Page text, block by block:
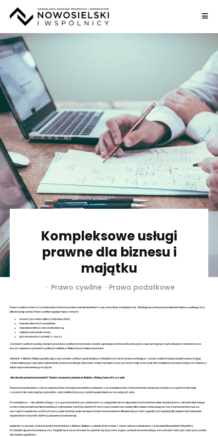
Kompleksowe usługi
prawne dla biznesu i
majątku
· Prawo cywilne· Prawo podatkowe
Prawo cywilne to bardzo rozbudowana dziedzina prawa o fundamentalnym znaczeniu dla przedsiębiorców. Składają się na nie postanowienia Kodeksu cywilnego oraz
kilkadziesiąt ustaw. Prawo cywilne reguluje między innymi:
umowy (sprzedaż, najem, dzierżawę i inne),
kwestie własności i posiadania,
odpowiedzialność odszkodowawczą,
należyte wykonanie umów,
bezumowne korzystanie z rzeczy.
Z prawem cywilnym powiązana jest procedura cywilna, która określa zasady sądowego dochodzenia praw, precyzuje wymogi sporządzania pism i wniosków oraz
koszty sądowe w sprawach cywilnych w Bielsku-Białej i innych miejscowościach.
Adwokat z Bielska-Białejspecjalizujący się w prawie cywilnym gwarantuje przedsiębiorcom, że ich prawa wynikające z ustaw cywilnych będą respektowane. Do jego
zadań należą sporządzanie i opiniowanie umów, konsultacje, śledzenie zmian w prawie i orzeczeń, które mają znaczenie dla działalności prowadzonej przez klienta, a
także reprezentowanie go w sądzie.
Jak obronić prawa konsumenta? Skuteczna pomoc prawna w Bielsku-Białej, Żywcu i Pszczynie
Prawo konsumenckieto zbór przepisów, które chronią konsumenta w relacjach z przedsiębiorcami. Za konsumenta uważa się osobę fizyczną, która dokonuje
czynności niezwiązanej bezpośrednio z jej działalnością, na przykład kupuje telewizor na swoje potrzeby.
Przedsiębiorcy – niezależnie od tego, czy są producentami, sprzedawcami czy usługodawcami, mają wobec konsumentów wiele obowiązków w zakresie właściwego
oznaczania produktów, informowania, przyjmowania zwrotów, rękojmi. Przed rozpoczęciem sprzedaży albo świadczenia usług na rzecz konsumentów muszą
sporządzić regulaminy, w których precyzyjnie określą swoje obowiązki wobec konsumentów. Niewłaściwe przestrzeganie tych regulacji albo błędne sformułowanie
regulaminów może mieć dla firmy poważne konsekwencje.
Lepiej nie ryzykować. Ochrona praw konsumentów z Bielska-Białej to zadanie, które możesz zlecić radcom i adwokatom z kancelarii Nowosielski i Wspólnicy.
Przeanalizują oni stosowane przez Twoją firmę wzorce umowne, by upewnić się, że przestrzegasz prawa konsumenckiego, a w razie potrzeby sporządzą wszystkie
niezbędne regulaminy.